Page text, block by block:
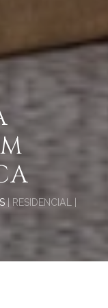
| RESIDENCIAL |